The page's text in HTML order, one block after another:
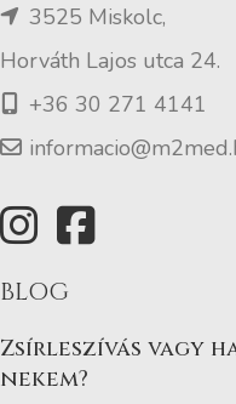
3525 Miskolc,
Horváth Lajos utca 24.
+36 30 271 4141
BLOG
Zsírleszívás vagy
nekem?